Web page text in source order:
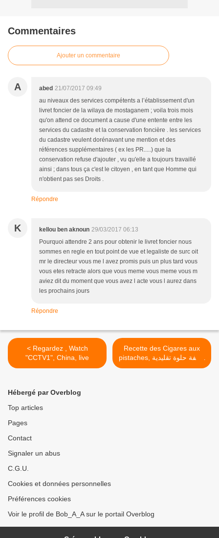
Commentaires
Ajouter un commentaire
A abed 21/07/2017 09:49
au niveaux des services compétents a l’établissement d'un
livret foncier de la wilaya de mostaganem ; voila trois mois
qu'on attend ce document a cause d'une entente entre les
services du cadastre et la conservation foncière . les services
du cadastre veulent dorénavant une mention et des
références supplémentaires ( ex les PR.....) que la
conservation refuse d'ajouter , vu qu'elle a toujours travaillé
ainsi ; dans tous ça c'est le citoyen , en tant que Homme qui
n'obtient pas ses Droits .
Répondre
K kellou ben aknoun 29/03/2017 06:13
Pourquoi attendre 2 ans pour obtenir le livret foncier nous
sommes en regle en tout point de vue et legaliste de surc oit
mr le directeur vous me l avez promis puis un plus tard vous
vous etes retracte alors que vous meme vous meme vous m
aviez dit du moment que vous avez l acte vous l aurez dans
les prochains jours
Répondre
< Regardez , Watch
"CCTV1", China, live
Recette des Cigares aux
pistaches, وصفة حلوة تقليدية
جزائرية، سجائر بالفستق >
Hébergé par Overblog
Top articles
Pages
Contact
Signaler un abus
C.G.U.
Cookies et données personnelles
Préférences cookies
Voir le profil de Bob_A_A sur le portail Overblog